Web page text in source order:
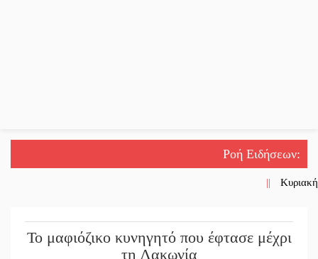
Ροή Ειδήσεων:
||
||
Το μαφιόζικο κυνηγητό που έφτασε μέχρι
τη Λακωνία